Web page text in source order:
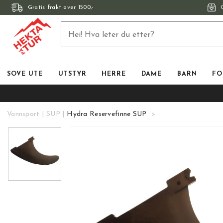
Gratis frakt over 1500,-
SOVE UTE UTSTYR HERRE DAME BARN
Vannsport SUP Hydra Reservefinne SUP